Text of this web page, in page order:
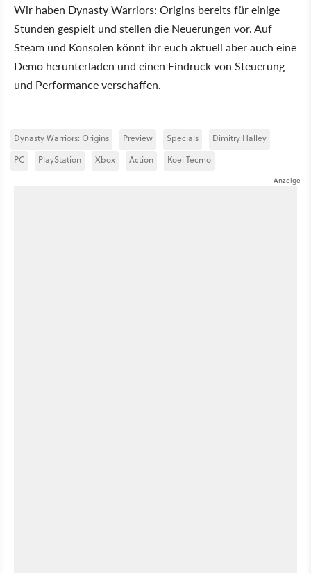
Wir haben Dynasty Warriors: Origins bereits für einige
Stunden gespielt und stellen die Neuerungen vor. Auf
Steam und Konsolen könnt ihr euch aktuell aber auch eine
Demo herunterladen und einen Eindruck von Steuerung
und Performance verschaffen.
Dynasty Warriors: Origins Preview Specials
Dimitry Halley
PC
PlayStation Xbox Action Koei Tecmo